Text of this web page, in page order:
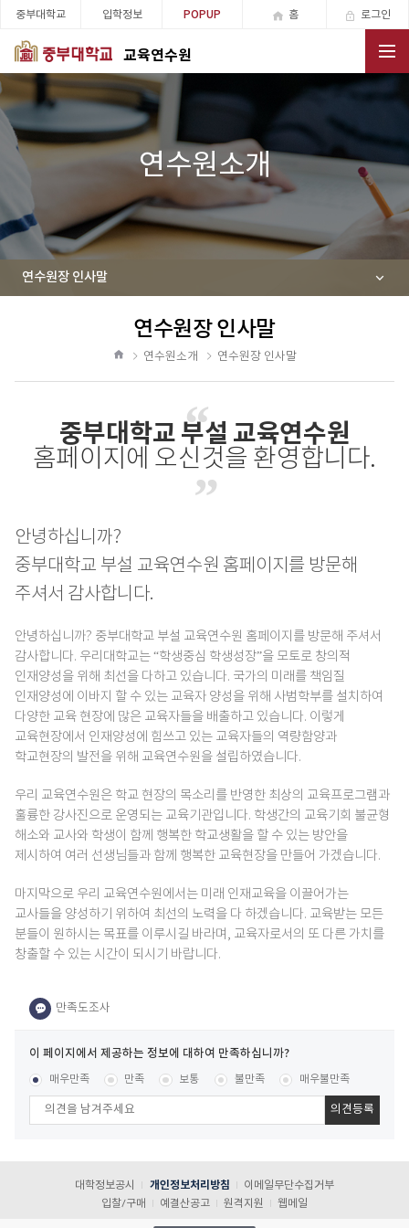
교육연수원
전체메뉴
중부대학교 입학정보 POPUP 홈 로그인
연수원소개
연수원장 인사말
연수원장 인사말
연수원소개 연수원장 인사말
기
중부대학교 부설 교육연수원
홈페이지에 오신것을 환영합니다.
안녕하십니까?
중부대학교 부설 교육연수원 홈페이지를 방문해
주셔서 감사합니다.
안녕하십니까? 중부대학교 부설 교육연수원 홈페이지를 방문해 주셔서
감사합니다. 우리대학교는 “학생중심 학생성장”을 모토로 창의적
인재양성을 위해 최선을 다하고 있습니다. 국가의 미래를 책임질
인재양성에 이바지 할 수 있는 교육자 양성을 위해 사범학부를 설치하여
다양한 교육 현장에 많은 교육자들을 배출하고 있습니다. 이렇게
교육현장에서 인재양성에 힘쓰고 있는 교육자들의 역량함양과
학교현장의 발전을 위해 교육연수원을 설립하였습니다.
우리 교육연수원은 학교 현장의 목소리를 반영한 최상의 교육프로그램과
훌륭한 강사진으로 운영되는 교육기관입니다. 학생간의 교육기회 불균형
해소와 교사와 학생이 함께 행복한 학교생활을 할 수 있는 방안을
제시하여 여러 선생님들과 함께 행복한 교육현장을 만들어 가겠습니다.
마지막으로 우리 교육연수원에서는 미래 인재교육을 이끌어가는
교사들을 양성하기 위하여 최선의 노력을 다 하겠습니다. 교육받는 모든
분들이 원하시는 목표를 이루시길 바라며, 교육자로서의 또 다른 가치를
창출할 수 있는 시간이 되시기 바랍니다.
이
페
이
에
콘텐츠 만족도 조사 [평균 .00 점 / 14 명 참여]
매우만족 만족 보통 불만족 매우불만족
대학정보공시 개인정보처리방침
이메일무단수집거부
입찰/구매
예결산공고 원격지원 웹메일